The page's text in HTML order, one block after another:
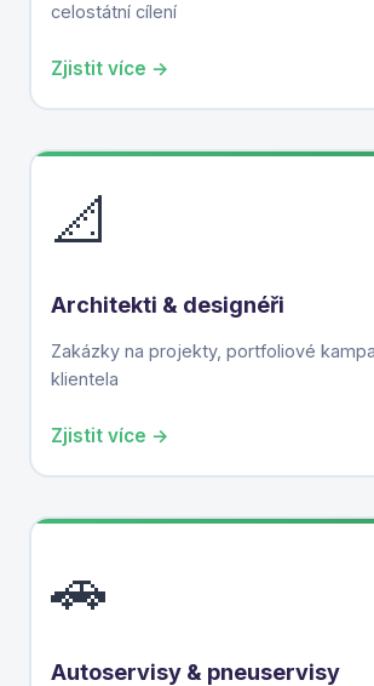
celostátní cílení
Zjistit více →
📐
Architekti & designéři
Zakázky na projekty, portfoliové
klientela
Zjistit více →
🚗
Autoservisy & pneuservisy